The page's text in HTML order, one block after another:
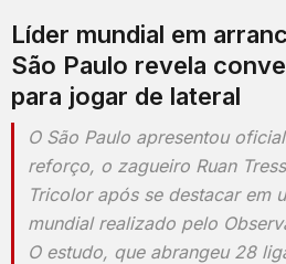
Líder mundial em
São Paulo revela
para jogar de lateral
O São Paulo apresentou
reforço, o zagueiro Ruan
Tricolor após se destacar em
mundial realizado pelo
O estudo, que abrangeu 28